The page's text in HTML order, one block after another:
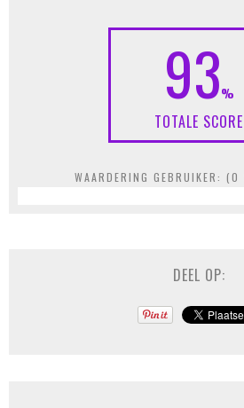
93%
TOTALE SCORE
WAARDERING GEBRUIKER: (0
DEEL OP: